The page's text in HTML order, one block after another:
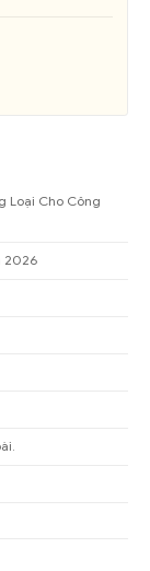
Loại Cho Công
2026